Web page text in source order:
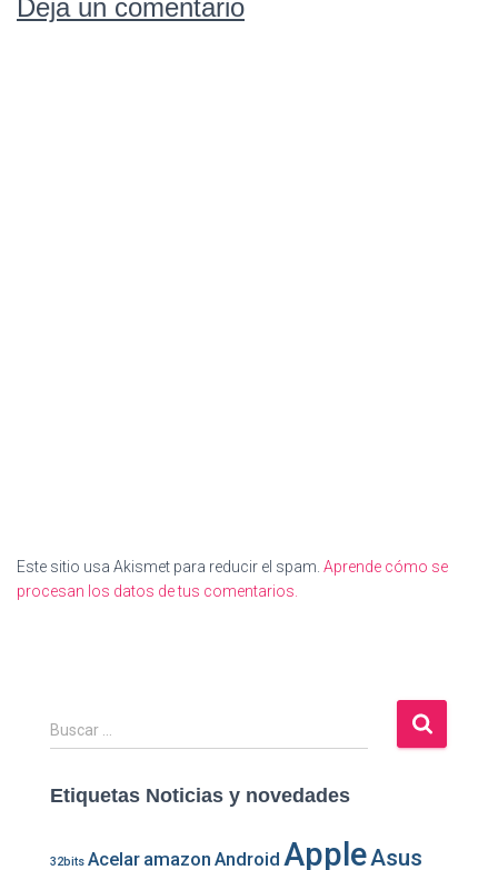
Deja un comentario
Este sitio usa Akismet para reducir el spam. Aprende cómo se
procesan los datos de tus comentarios.
B
u
c
Buscar …
Etiquetas Noticias y novedades
32bits Acelar amazon Android AppleAsus